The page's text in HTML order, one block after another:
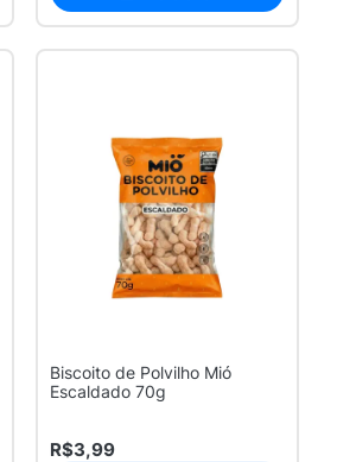
Biscoito de Polvilho Mió
Escaldado 70g
R$3,99